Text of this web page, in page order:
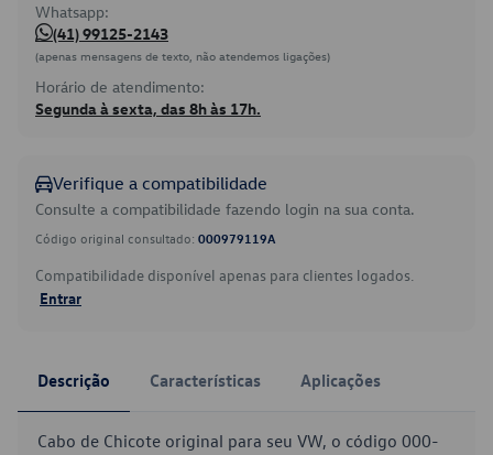
Whatsapp:
(41) 99125-2143
(apenas mensagens de texto, não atendemos ligações)
Horário de atendimento:
Segunda à sexta, das 8h às 17h.
Verifique a compatibilidade
Consulte a compatibilidade fazendo login na sua conta.
Código original consultado: 000979119A
Compatibilidade disponível apenas para clientes logados.
Entrar
Descrição Características Aplicações
Cabo de Chicote original para seu VW, o código 000-